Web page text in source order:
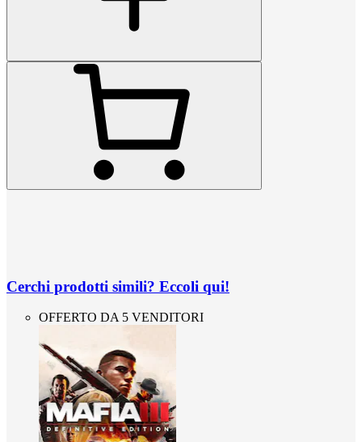
Cerchi prodotti simili? Eccoli qui!
OFFERTO DA 5 VENDITORI